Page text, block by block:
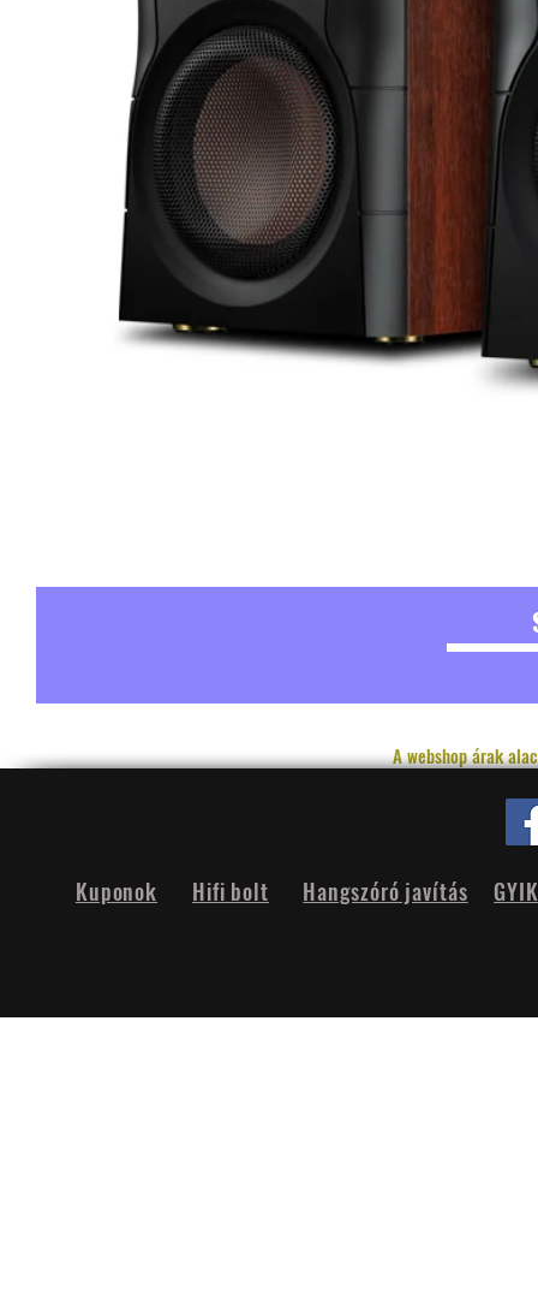
A webshop árak
Hifi bolt
Kuponok Hangszóró javítás GYIK